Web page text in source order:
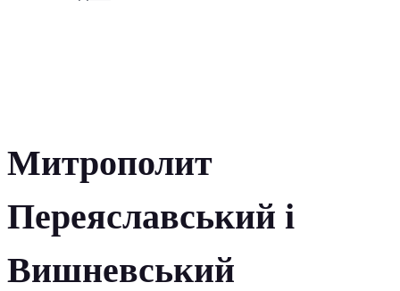
Митрополит
Переяславський і
Вишневський